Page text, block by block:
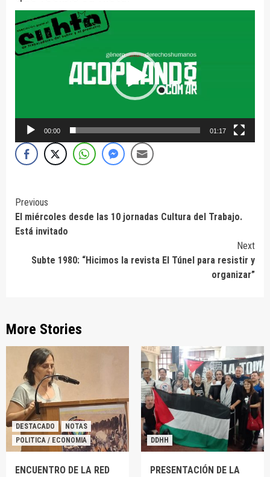
Reproductor
de
video
00:00 01:17
Continue
Reading
Previous
El miércoles desde las 10 jornadas Cultura del Trabajo.
Está invitado
Next
Subte 1980: “Hicimos la revista El Túnel para resistir y
organizar”
More Stories
DESTACADO
NOTAS
POLITICA / ECONOMIA
ENCUENTRO DE LA RED
DDHH
PRESENTACIÓN DE LA